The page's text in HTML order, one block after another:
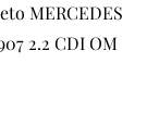
MERCEDES
2.2 CDI OM